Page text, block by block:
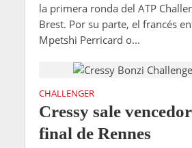
la primera ronda del ATP
Brest. Por su parte, el francés
Mpetshi Perricard o...
CHALLENGER
Cressy sale
final de Rennes